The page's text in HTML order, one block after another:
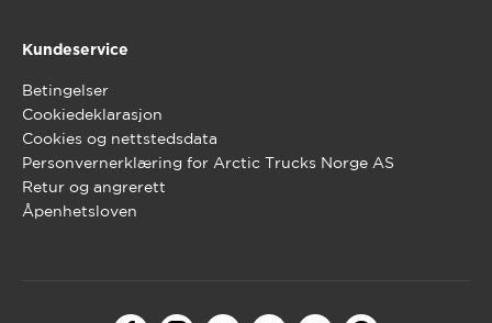
Kundeservice
Betingelser
Cookiedeklarasjon
Cookies og nettstedsdata
Personvernerklæring for Arctic Trucks Norge AS
Retur og angrerett
Åpenhetsloven